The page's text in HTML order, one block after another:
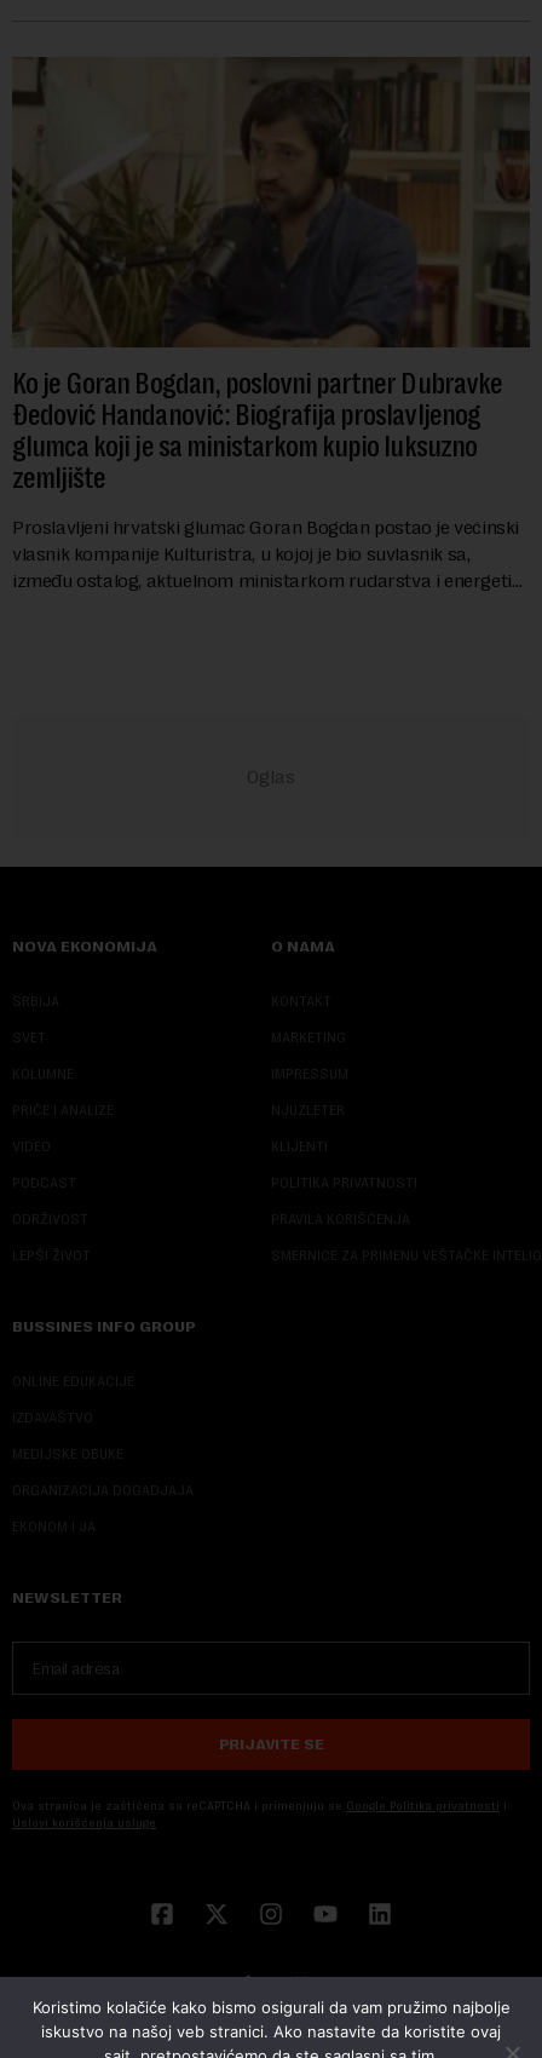
Ko je Goran Bogdan, poslovni partner Dubravke
Đedović Handanović: Biografija proslavljenog
glumca koji je sa ministarkom kupio luksuzno
zemljište
Proslavljeni hrvatski glumac Goran Bogdan postao je većinski
vlasnik kompanije Kulturistra, u kojoj je bio suvlasnik sa,
između ostalog, aktuelnom ministarkom rudarstva i energetike
NOVA EKONOMIJA
SRBIJA
SVET
KOLUMNE
PRIČE I ANALIZE
VIDEO
PODCAST
ODRŽIVOST
LEPŠI ŽIVOT
O NAMA
KONTAKT
MARKETING
IMPRESSUM
NJUZLETER
KLIJENTI
POLITIKA PRIVATNOSTI
PRAVILA KORIŠĆENJA
SMERNICE ZA PRIMENU VEŠTAČKE
BUSSINES INFO GROUP
ONLINE EDUKACIJE
IZDAVAŠTVO
MEDIJSKE OBUKE
ORGANIZACIJA DOGADJAJA
EKONOM I JA
NEWSLETTER
PRIJAVITE SE
Ova stranica je zaštićena sa reCAPTCHA i primenjuju se Google Politika privatnosti i
Uslovi korišćenja usluge
Koristimo kolačiće kako bismo osigurali da vam pružimo najbolje
iskustvo na našoj veb stranici. Ako nastavite da koristite ovaj